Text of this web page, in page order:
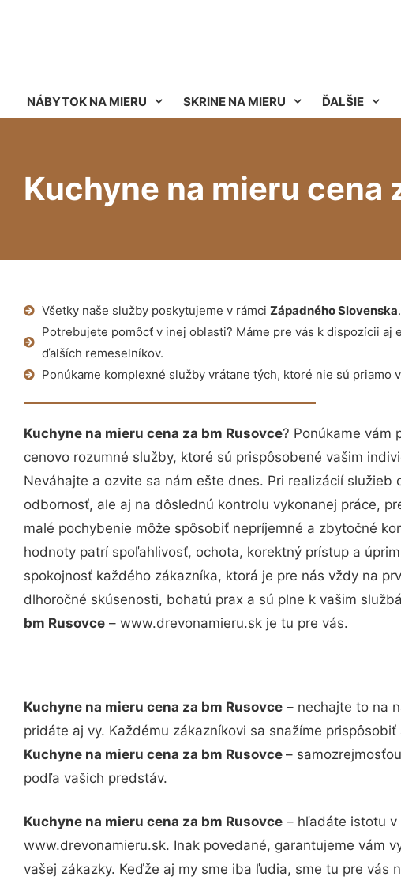
NÁBYTOK NA MIERU SKRINE NA MIERU ĎALŠIE
Kuchyne na mieru cena
Všetky naše služby poskytujeme v rámci Západného Slovenska.
Potrebujete pomôcť v inej oblasti? Máme pre vás k dispozícii aj
ďalších remeselníkov.
Ponúkame komplexné služby vrátane tých, ktoré nie sú priamo
Kuchyne na mieru cena za bm Rusovce? Ponúkame vám
cenovo rozumné služby, ktoré sú prispôsobené vašim
Neváhajte a ozvite sa nám ešte dnes. Pri realizácií služieb
odbornosť, ale aj na dôslednú kontrolu vykonanej práce,
malé pochybenie môže spôsobiť nepríjemné a zbytočné
hodnoty patrí spoľahlivosť, ochota, korektný prístup a
spokojnosť každého zákazníka, ktorá je pre nás vždy na
dlhoročné skúsenosti, bohatú prax a sú plne k vašim
bm Rusovce – www.drevonamieru.sk je tu pre vás.
Kuchyne na mieru cena za bm Rusovce – nechajte to na
pridáte aj vy. Každému zákazníkovi sa snažíme
Kuchyne na mieru cena za bm Rusovce –
podľa vašich predstáv.
Kuchyne na mieru cena za bm Rusovce – hľadáte istotu v
www.drevonamieru.sk. Inak povedané, garantujeme vám
vašej zákazky. Keďže aj my sme iba ľudia, sme tu pre vás